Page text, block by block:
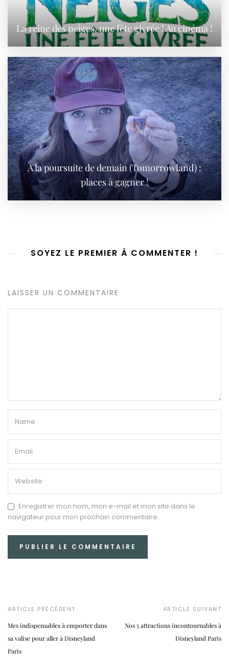
La reine des neiges, une fête givrée ! Au cinéma !
A la poursuite de demain (Tomorrowland) :
places à gagner !
SOYEZ LE PREMIER À COMMENTER !
LAISSER UN COMMENTAIRE
Enregistrer mon nom, mon e-mail et mon site dans le
navigateur pour mon prochain commentaire.
ARTICLE PRÉCÉDENT
Mes indispensables à emporter dans
sa valise pour aller à Disneyland
Paris
ARTICLE SUIVANT
Nos 5 attractions incontournables à
Disneyland Paris